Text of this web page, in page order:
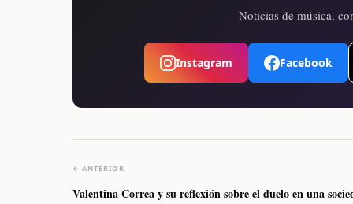
Noticias de música,
Instagram Facebook
← ANTERIOR
Valentina Correa y su reflexión sobre el duelo en una